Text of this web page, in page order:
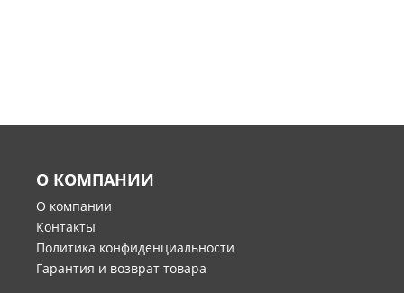
О КОМПАНИИ
О компании
Контакты
Политика конфиденциальности
Гарантия и возврат товара